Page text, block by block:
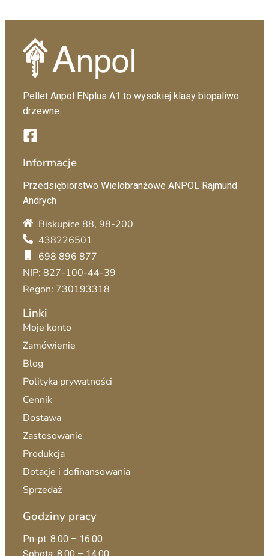
Pellet Anpol ENplus A1 to wysokiej klasy biopaliwo
drzewne.
Informacje
Przedsiębiorstwo Wielobranżowe ANPOL Rajmund
Andrych
Biskupice 88, 98-200
438226501
698 896 877
NIP: 827-100-44-39
Regon: 730193318
Linki
Moje konto
Zamówienie
Blog
Polityka prywatności
Cennik
Dostawa
Zastosowanie
Produkcja
Dotacje i dofinansowania
Sprzedaż
Godziny pracy
Pn-pt: 8.00 – 16.00